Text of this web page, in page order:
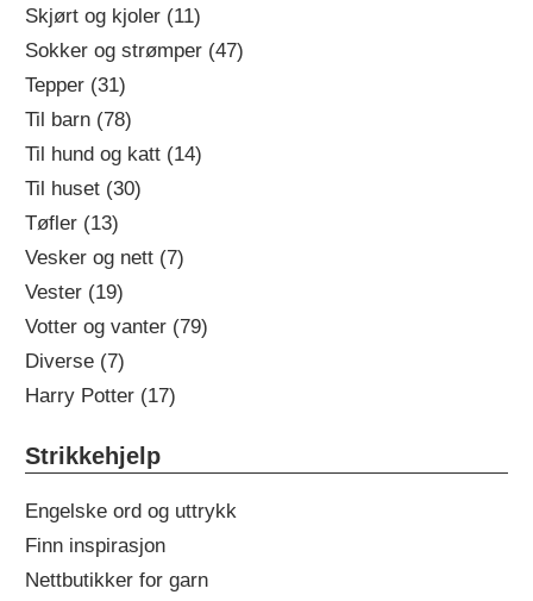
Skjørt og kjoler (11)
Sokker og strømper (47)
Tepper (31)
Til barn (78)
Til hund og katt (14)
Til huset (30)
Tøfler (13)
Vesker og nett (7)
Vester (19)
Votter og vanter (79)
Diverse (7)
Harry Potter (17)
Strikkehjelp
Engelske ord og uttrykk
Finn inspirasjon
Nettbutikker for garn